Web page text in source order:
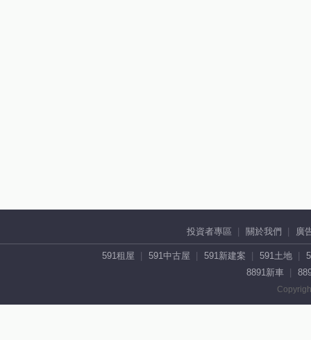
投資者專區 關於我們 廣
591租屋 591中古屋 591新建案 591土地
8891新車